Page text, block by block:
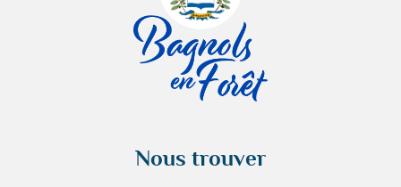
Nous trouver